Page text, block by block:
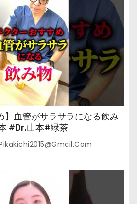
】血管がサラサラになる飲み
#Dr.山本#緑茶